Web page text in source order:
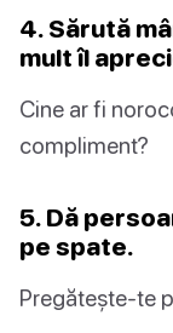
4. Sărută
mult îl
Cine ar fi
compliment?
5. Dă
pe spate.
Pregătește-te